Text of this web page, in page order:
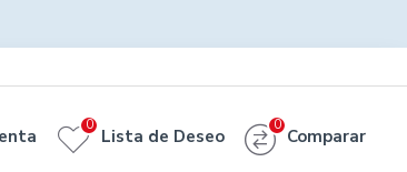
Lista de Deseo
0
Comparar
0